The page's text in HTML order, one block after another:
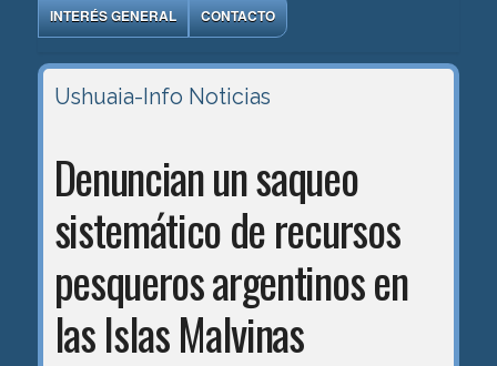
INTERÉS GENERAL CONTACTO
Ushuaia-Info Noticias
Denuncian un saqueo
sistemático de recursos
pesqueros argentinos en
las Islas Malvinas